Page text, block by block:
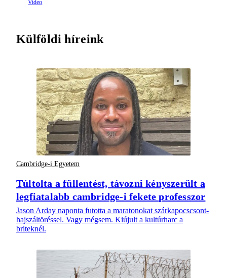
Külföldi híreink
Cambridge-i Egyetem
Túltolta a füllentést, távozni kényszerült a
legfiatalabb cambridge-i fekete professzor
Jason Arday naponta futotta a maratonokat szárkapocscsont-
hajszáltöréssel. Vagy mégsem. Kiújult a kultúrharc a
briteknél.